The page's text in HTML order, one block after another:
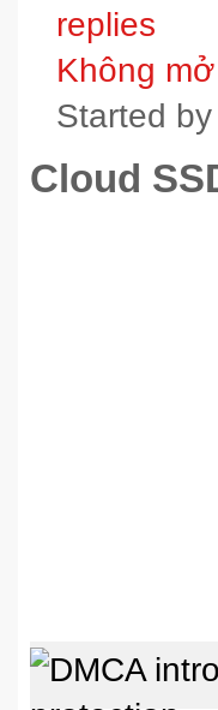
replies
Không
Started by
Cloud